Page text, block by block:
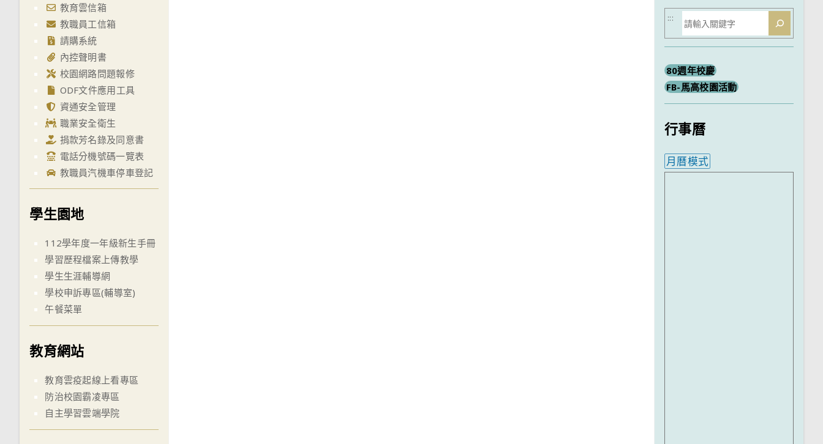
教育雲信箱
教職員工信箱
請購系統
內控聲明書
校園網路問題報修
ODF文件應用工具
資通安全管理
職業安全衛生
捐款芳名錄及同意書
電話分機號碼一覽表
教職員汽機車停車登記
學生園地
112學年度一年級新生手冊
學習歷程檔案上傳教學
學生生涯輔導網
學校申訴專區(輔導室)
午餐菜單
教育網站
教育雲疫起線上看專區
防治校園霸凌專區
自主學習雲端學院
搜
尋
:::
80週年校慶
FB-馬高校園活動
行事曆
月曆模式